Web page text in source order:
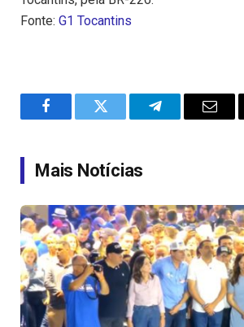
Fonte: G1 Tocantins
FacebookTwitter TelegramEmail
Mais Notícias